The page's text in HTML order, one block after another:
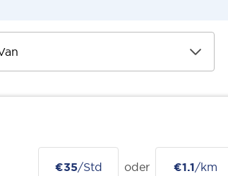
€35/Std oder €1.1/km